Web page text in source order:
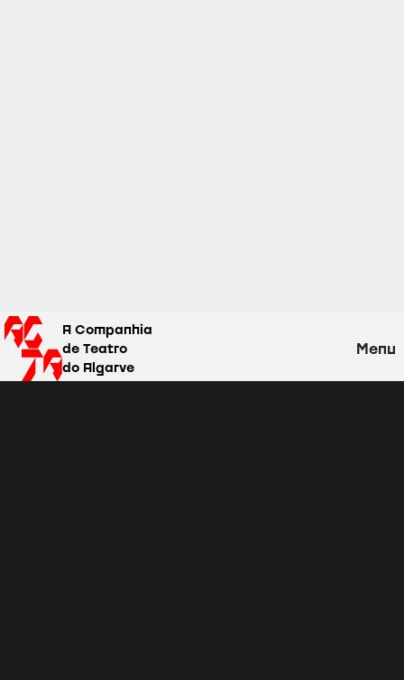
A Companhia
de Teatro
do Algarve
Menu